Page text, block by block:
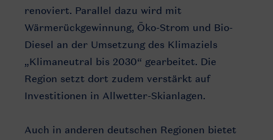
renoviert. Parallel dazu wird mit
Wärmerückgewinnung, Öko-Strom und Bio-
Diesel an der Umsetzung des Klimaziels
„Klimaneutral bis 2030“ gearbeitet. Die
Region setzt dort zudem verstärkt auf
Investitionen in Allwetter-Skianlagen.
Auch in anderen deutschen Regionen bietet